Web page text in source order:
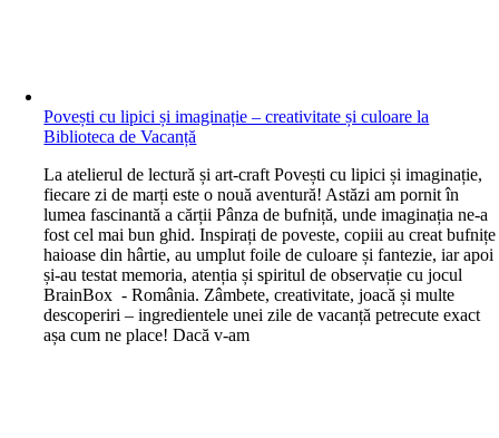
Povești cu lipici și imaginație – creativitate și culoare la
Biblioteca de Vacanță
La atelierul de lectură și art-craft Povești cu lipici și imaginație,
fiecare zi de marți este o nouă aventură! Astăzi am pornit în
lumea fascinantă a cărții Pânza de bufniță, unde imaginația ne-a
fost cel mai bun ghid. Inspirați de poveste, copiii au creat bufnițe
haioase din hârtie, au umplut foile de culoare și fantezie, iar apoi
și-au testat memoria, atenția și spiritul de observație cu jocul
BrainBox - România. Zâmbete, creativitate, joacă și multe
descoperiri – ingredientele unei zile de vacanță petrecute exact
așa cum ne place! Dacă v-am